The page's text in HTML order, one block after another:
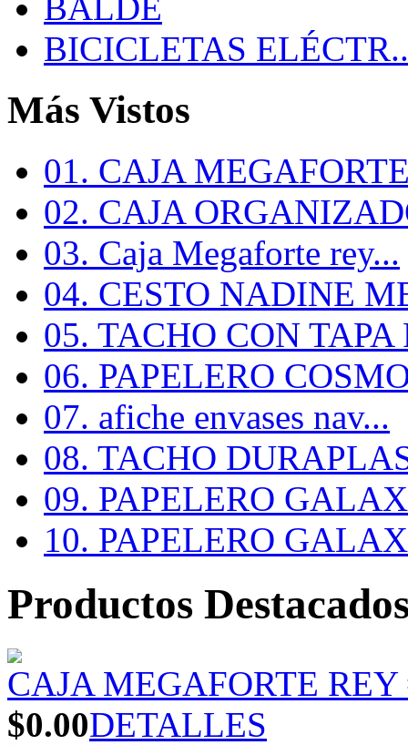
BICICLETAS
Más Vistos
01. CAJA
02. CAJA
03. Caja Megaforte rey...
04. CESTO NADINE
05. TACHO CON TAPA
06. PAPELERO
07. afiche envases nav...
08. TACHO
09. PAPELERO
10. PAPELERO
Productos
CAJA MEGAFORTE
$0.00DETALLES